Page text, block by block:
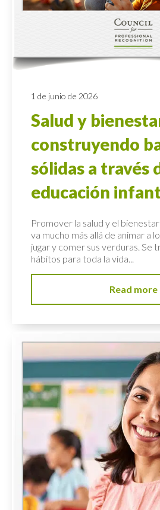
1 de junio de 2026
Salud y
construyendo
sólidas a través
educación
Promover la salud y el
va mucho más allá de animar a
jugar y comer sus verduras. Se
hábitos para toda la vida...
Read more